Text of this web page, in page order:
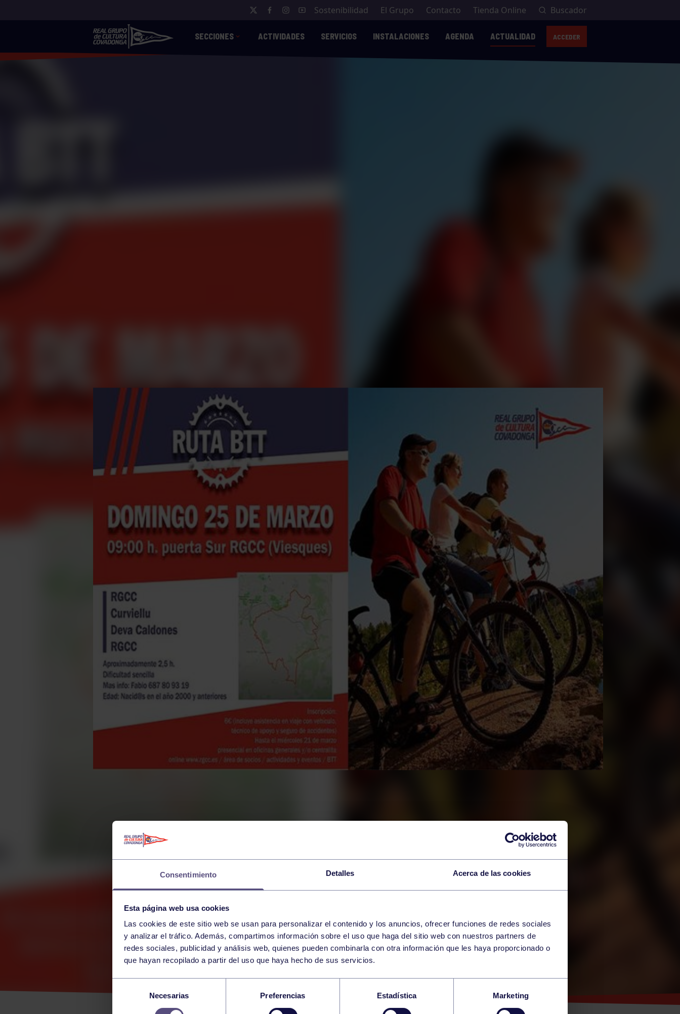
Consentimiento Detalles Acerca de las cookies
Esta página web usa cookies
Las cookies de este sitio web se usan para personalizar el contenido y los anuncios, ofrecer funciones de redes sociales
y analizar el tráfico. Además, compartimos información sobre el uso que haga del sitio web con nuestros partners de
redes sociales, publicidad y análisis web, quienes pueden combinarla con otra información que les haya proporcionado o
que hayan recopilado a partir del uso que haya hecho de sus servicios.
consentimiento
Necesarias Preferencias Estadística Marketing
Sostenibilidad El Grupo Contacto Tienda Online Buscador
SECCIONES ACTIVIDADES SERVICIOS INSTALACIONES AGENDA ACTUALIDAD ACCEDER
NUEVA RUTA DE BTT